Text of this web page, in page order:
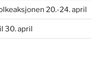
20.-24. april
30. april